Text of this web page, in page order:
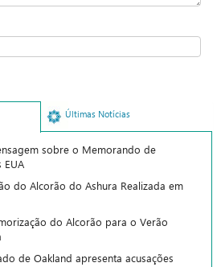
Últimas Notícias
sobre o Memorando de
EUA
do Alcorão do Ashura Realizada em
do Alcorão para o Verão
de Oakland apresenta acusações